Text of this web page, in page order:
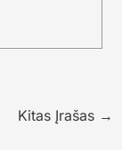
Kitas Įrašas →